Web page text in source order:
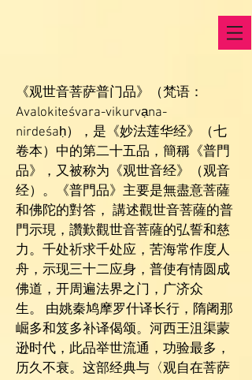
《观世音菩萨普门品》（梵语 ：
Avalokiteśvara-vikurvạna-
nirdeśaḥ），是《妙法莲华经》（七
卷本）中的第二十五品 ，簡稱《普門
品》，又被称为《观世音经》（观音
经）。《普門品》主要是無盡意菩薩
和佛陀的對答， 講述觀世音菩薩的普
門示現，讚歎觀世音菩薩的弘誓和慈
力。千处祈求千处应，苦海常作度人
舟，示现三十二应身，普使有情圆成
佛道，开周遍法界之门，广济众
生。 由姚秦鸠摩罗什译长行 ， 隋阇那
崛多和笈多补译偈颂。 河西王沮渠蒙
逊时代，此品举世流通，功验最多，
历久不衰。这部经典与〈观自在菩萨